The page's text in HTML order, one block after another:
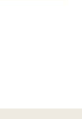
Bluesky
sur Facebook